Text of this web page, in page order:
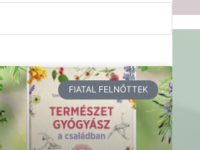
FIATAL FELNŐTTEK